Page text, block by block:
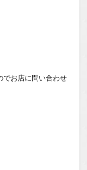
でお店に問い合わせ